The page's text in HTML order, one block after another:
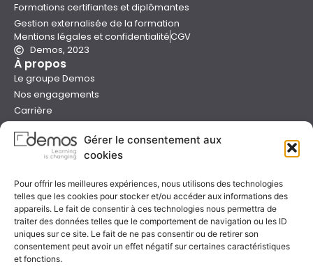
Gérer le consentement aux
cookies
Pour offrir les meilleures expériences, nous utilisons des technologies
telles que les cookies pour stocker et/ou accéder aux informations des
appareils. Le fait de consentir à ces technologies nous permettra de
traiter des données telles que le comportement de navigation ou les ID
uniques sur ce site. Le fait de ne pas consentir ou de retirer son
consentement peut avoir un effet négatif sur certaines caractéristiques
et fonctions.
Formations certifiantes et diplômantes
Gestion externalisée de la formation
Mentions légales et confidentialitéCGV
Demos, 2023
À propos
Le groupe Demos
Nos engagements
Carrière
Presse
Catalogues
Aide
Nous contacter
Nous trouver
Préparer sa formation
Sessions garanties